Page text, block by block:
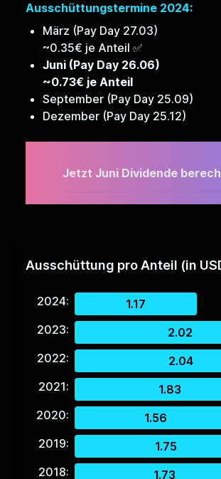
Ausschüttungstermine 2024:
März (Pay Day 27.03)
~0.35€ je Anteil ✅
Juni (Pay Day 26.06)
~0.73€ je Anteil
September (Pay Day 25.09)
Dezember (Pay Day 25.12)
Jetzt Juni Dividende
Ausschüttung pro Anteil (in
2024:
1.17
2023:
2.02
2022:
2.04
2021:
1.83
2020:
1.56
2019:
1.75
2018:
1.73